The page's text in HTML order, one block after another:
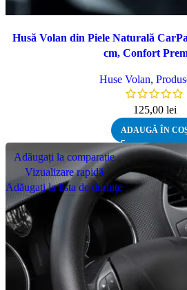
Husă Volan din Piele Naturală
cm, Confort
Huse Volan,
125,00 lei
ADAUGĂ ÎN
Adăugați la comparație
Vizualizare rapidă
Adăugați la lista de dorințe